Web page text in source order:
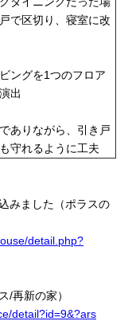
で区切り、寝室に改
ングを1つのフロア
出
ありながら、引き戸
守れるように工夫
みました（ポラスの
detail.php?
/再新の家）
detail?id=9&?ars